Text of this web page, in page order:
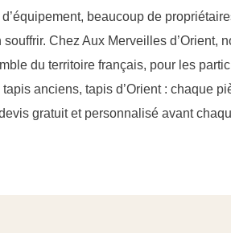
beaucoup de
Chez Aux Merveilles d’Orient,
du territoire français, pour les
anciens, tapis d’Orient : chaque
gratuit et personnalisé avant